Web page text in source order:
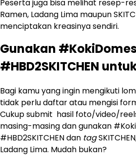
Peserta juga bisa melihat resep-
Ramen, Ladang Lima maupun
menciptakan kreasinya sendiri.
Gunakan
#HBD2SKITCHEN
Bagi kamu yang ingin mengikuti
tidak perlu daftar atau mengisi
Cukup submit hasil foto/video/
masing-masing dan gunakan
#HBD2SKITCHEN dan tag
Ladang Lima. Mudah bukan?